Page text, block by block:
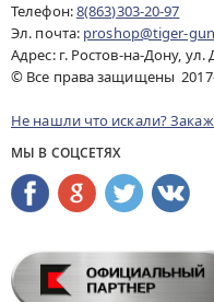
Телефон:8(863)303-20-97
Эл. почта: proshop@tiger-
Адрес: г. Ростов-на-Дону, ул.
© Все права защищены
Не нашли что искали?
МЫ В СОЦСЕТЯХ